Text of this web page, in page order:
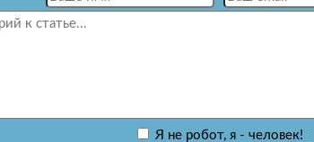
Я не робот, я - человек!